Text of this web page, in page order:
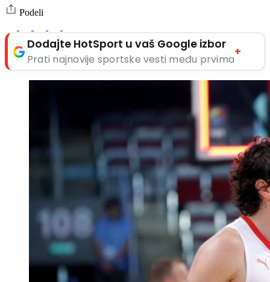
Podeli
Dodajte HotSport u vaš Google izbor
Prati najnovije sportske vesti među prvima
+